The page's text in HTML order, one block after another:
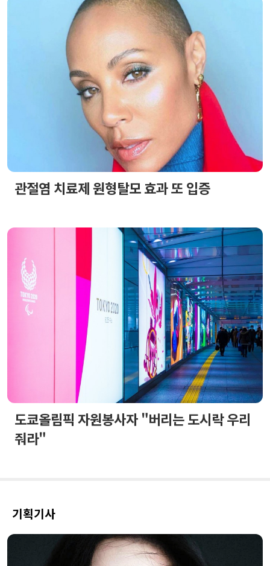
관절염 치료제 원형탈모 효과 또 입증
도쿄올림픽 자원봉사자 "버리는 도시락 우리
줘라"
기획기사